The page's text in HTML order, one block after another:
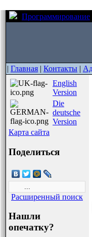
Программирование
| Главная | Контакты |
English
Version
Die
deutsche
Version
Карта сайта
Поделиться
Расширенный поиск
Нашли
опечатку?